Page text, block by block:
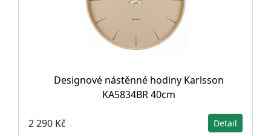
Designové nástěnné hodiny Karlsson
KA5834BR 40cm
2 290 Kč Detail